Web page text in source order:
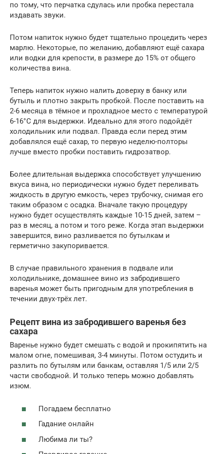
по тому, что перчатка сдулась или пробка перестала
издавать звуки.
Потом напиток нужно будет тщательно процедить через
марлю. Некоторые, по желанию, добавляют ещё сахара
или водки для крепости, в размере до 15% от общего
количества вина.
Теперь напиток нужно налить доверху в банку или
бутыль и плотно закрыть пробкой. После поставить на
2-6 месяца в тёмное и прохладное место с температурой
6-16°C для выдержки. Идеально для этого подойдёт
холодильник или подвал. Правда если перед этим
добавлялся ещё сахар, то первую неделю-полторы
лучше вместо пробки поставить гидрозатвор.
Более длительная выдержка способствует улучшению
вкуса вина, но периодически нужно будет переливать
жидкость в другую емкость, через трубочку, снимая его
таким образом с осадка. Вначале такую процедуру
нужно будет осуществлять каждые 10-15 дней, затем –
раз в месяц, а потом и того реже. Когда этап выдержки
завершится, вино разливается по бутылкам и
герметично закупоривается.
В случае правильного хранения в подвале или
холодильнике, домашнее вино из забродившего
варенья может быть пригодным для употребления в
течении двух-трёх лет.
Рецепт вина из забродившего варенья без
сахара
Варенье нужно будет смешать с водой и прокипятить на
малом огне, помешивая, 3-4 минуты. Потом остудить и
разлить по бутылям или банкам, оставляя 1/5 или 2/5
части свободной. И только теперь можно добавлять
изюм.
Погадаем бесплатно
Гадание онлайн
Любима ли ты?